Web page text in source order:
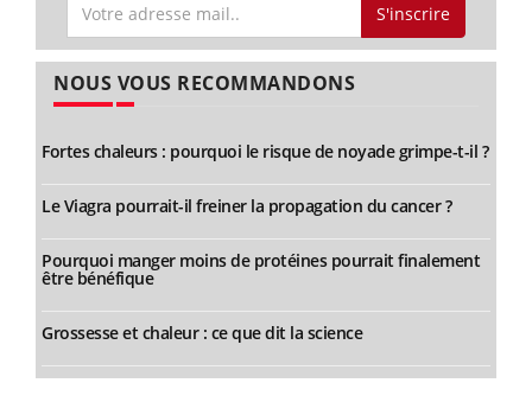
S'inscrire
NOUS VOUS RECOMMANDONS
Fortes chaleurs : pourquoi le risque de noyade grimpe-t-il ?
Le Viagra pourrait-il freiner la propagation du cancer ?
Pourquoi manger moins de protéines pourrait finalement
être bénéfique
Grossesse et chaleur : ce que dit la science